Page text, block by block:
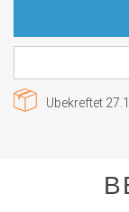
Ubekreftet